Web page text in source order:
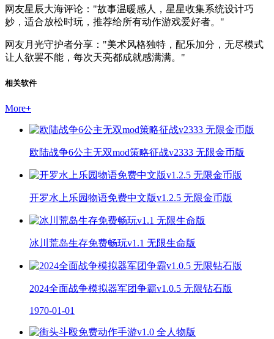
网友星辰大海评论："故事温暖感人，星星收集系统设计巧
妙，适合放松时玩，推荐给所有动作游戏爱好者。"
网友月光守护者分享："美术风格独特，配乐加分，无尽模式
让人欲罢不能，每次天亮都成就感满满。"
相关软件
More+
欧陆战争6公主无双mod策略征战v2333 无限金币版
开罗水上乐园物语免费中文版v1.2.5 无限金币版
冰川荒岛生存免费畅玩v1.1 无限生命版
2024全面战争模拟器军团争霸v1.0.5 无限钻石版
1970-01-01